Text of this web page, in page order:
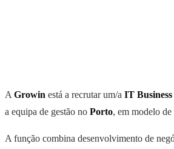
A Growin está a recrutar um/a IT
a equipa de gestão no Porto, em modelo
A função combina desenvolvimento de